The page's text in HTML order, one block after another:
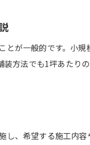
価表を活用した見積書
積書で注意したい追加
積書内容を理解しコス
スファルト舗装単価の
が一般的です。小
方法でも1坪あたり
、希望する施工内